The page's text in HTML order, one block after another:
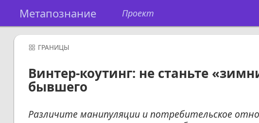
Метапознание Проект
ГРАНИЦЫ
Винтер-коутинг: не станьте
бывшего
Различите манипуляции и потребительское